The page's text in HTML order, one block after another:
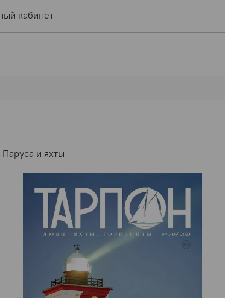
кабинет
Паруса и яхты